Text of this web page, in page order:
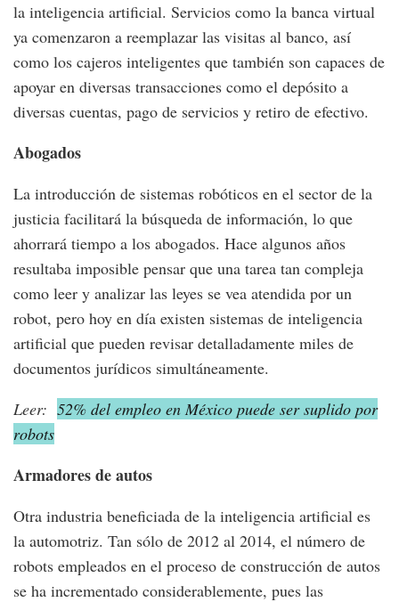
la inteligencia artificial. Servicios como la banca virtual
ya comenzaron a reemplazar las visitas al banco, así
como los cajeros inteligentes que también son capaces de
apoyar en diversas transacciones como el depósito a
diversas cuentas, pago de servicios y retiro de efectivo.
Abogados
La introducción de sistemas robóticos en el sector de la
justicia facilitará la búsqueda de información, lo que
ahorrará tiempo a los abogados. Hace algunos años
resultaba imposible pensar que una tarea tan compleja
como leer y analizar las leyes se vea atendida por un
robot, pero hoy en día existen sistemas de inteligencia
artificial que pueden revisar detalladamente miles de
documentos jurídicos simultáneamente.
Leer: 52% del empleo en México puede ser suplido por
robots
Armadores de autos
Otra industria beneficiada de la inteligencia artificial es
la automotriz. Tan sólo de 2012 al 2014, el número de
robots empleados en el proceso de construcción de autos
se ha incrementado considerablemente, pues las